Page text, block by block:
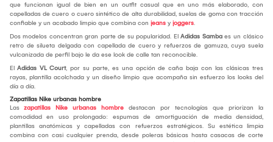
que funcionan igual de bien en un outfit casual que en uno más elaborado, con
capelladas de cuero o cuero sintético de alta durabilidad, suelas de goma con tracción
confiable y un acabado limpio que combina con jeans y joggers.
Dos modelos concentran gran parte de su popularidad. El Adidas Samba es un clásico
retro de silueta delgada con capellada de cuero y refuerzos de gamuza, cuya suela
vulcanizada de perfil bajo le da ese look de calle tan reconocible.
El Adidas VL Court, por su parte, es una opción de caña baja con las clásicas tres
rayas, plantilla acolchada y un diseño limpio que acompaña sin esfuerzo los looks del
día a día.
Zapatillas Nike urbanas hombre
Las zapatillas Nike urbanas hombre destacan por tecnologías que priorizan la
comodidad en uso prolongado: espumas de amortiguación de media densidad,
plantillas anatómicas y capelladas con refuerzos estratégicos. Su estética limpia
combina con casi cualquier prenda, desde poleras básicas hasta casacas de corte